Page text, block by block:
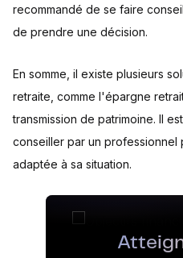
recommandé de se faire
de prendre une décision.
En somme, il existe plusieurs
retraite, comme l'épargne
transmission de patrimoine. Il
conseiller par un professionnel
adaptée à sa situation.